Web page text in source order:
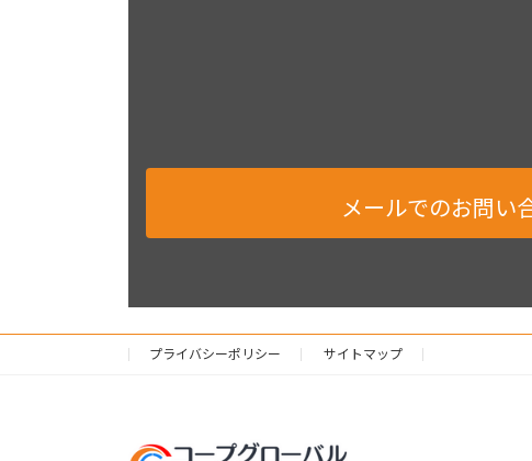
メールでのお問い
プライバシーポリシー サイトマップ